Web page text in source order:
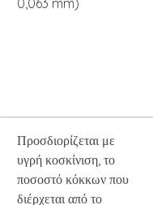
Προσδιορίζεται με
υγρή κοσκίνιση, το
ποσοστό κόκκων που
διέρχεται από το